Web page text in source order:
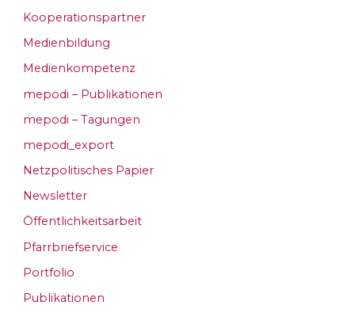
Kooperationspartner
Medienbildung
Medienkompetenz
mepodi – Publikationen
mepodi – Tagungen
mepodi_export
Netzpolitisches Papier
Newsletter
Öffentlichkeitsarbeit
Pfarrbriefservice
Portfolio
Publikationen